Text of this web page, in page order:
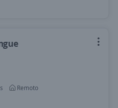
Remoto